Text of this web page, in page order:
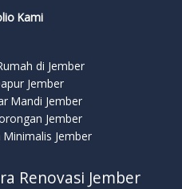
Kami
di Jember
Jember
Mandi Jember
Jember
Jember
Renovasi Jember